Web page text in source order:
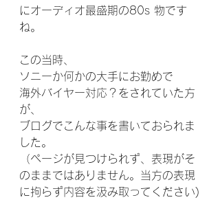
にオーディオ最盛期の80s 物です
ね。
この当時、
ソニーか何かの大手にお勤めで
海外バイヤー対応？をされていた方
が、
ブログでこんな事を書いておられま
した。
（ページが見つけられず、表現がそ
のままではありません。当方の表現
に拘らず内容を汲み取ってください)